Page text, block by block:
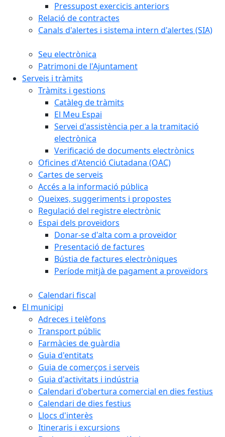
Pressupost exercicis anteriors
Relació de contractes
Canals d'alertes i sistema intern d'alertes (SIA)
Seu electrònica
Patrimoni de l'Ajuntament
Serveis i tràmits
Tràmits i gestions
Catàleg de tràmits
El Meu Espai
Servei d'assistència per a la tramitació
electrònica
Verificació de documents electrònics
Oficines d'Atenció Ciutadana (OAC)
Cartes de serveis
Accés a la informació pública
Queixes, suggeriments i propostes
Regulació del registre electrònic
Espai dels proveïdors
Donar-se d'alta com a proveïdor
Presentació de factures
Bústia de factures electròniques
Període mitjà de pagament a proveïdors
Calendari fiscal
El municipi
Adreces i telèfons
Transport públic
Farmàcies de guàrdia
Guia d'entitats
Guia de comerços i serveis
Guia d'activitats i indústria
Calendari d'obertura comercial en dies festius
Calendari de dies festius
Llocs d'interès
Itineraris i excursions